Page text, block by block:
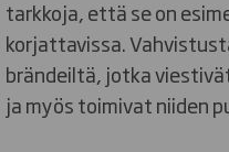
tarkkoja, että se on
korjattavissa.
brändeiltä, jotka
ja myös toimivat niiden